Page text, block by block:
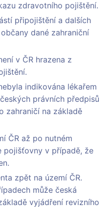
zdravotního pojištění.
připojištění a dalších
dané zahraniční
v ČR hrazena z
indikována lékařem
právních předpisů
zahraničí na základě
ČR až po nutném
pojišťovny v případě, že
zpět na území ČR.
může česká
vyjádření revizního